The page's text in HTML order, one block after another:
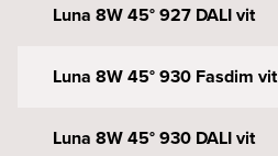
Luna 8W 45° 927 DALI vit
Luna 8W 45° 930 Fasdim vit
Luna 8W 45° 930 DALI vit